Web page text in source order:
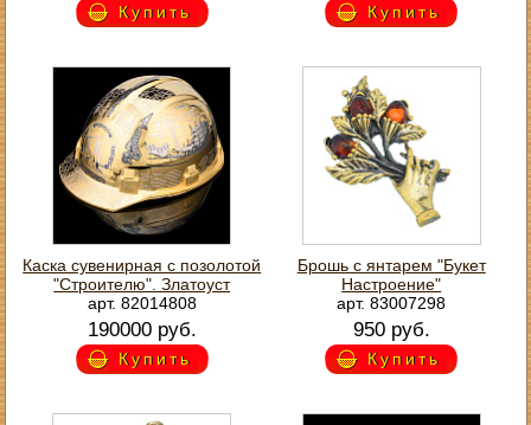
Купить Купить
Каска сувенирная с позолотой
"Строителю". Златоуст
арт. 82014808
190000 руб.
Купить
Брошь с янтарем "Букет
Настроение"
арт. 83007298
950 руб.
Купить